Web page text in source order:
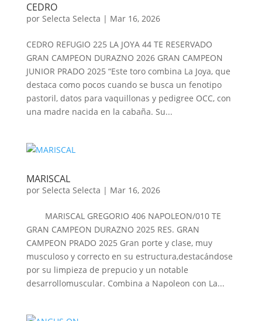
CEDRO
por Selecta Selecta | Mar 16, 2026
CEDRO REFUGIO 225 LA JOYA 44 TE RESERVADO
GRAN CAMPEON DURAZNO 2026 GRAN CAMPEON
JUNIOR PRADO 2025 “Este toro combina La Joya, que
destaca como pocos cuando se busca un fenotipo
pastoril, datos para vaquillonas y pedigree OCC, con
una madre nacida en la cabaña. Su...
MARISCAL
por Selecta Selecta | Mar 16, 2026
MARISCAL GREGORIO 406 NAPOLEON/010 TE
GRAN CAMPEON DURAZNO 2025 RES. GRAN
CAMPEON PRADO 2025 Gran porte y clase, muy
musculoso y correcto en su estructura,destacándose
por su limpieza de prepucio y un notable
desarrollomuscular. Combina a Napoleon con La...